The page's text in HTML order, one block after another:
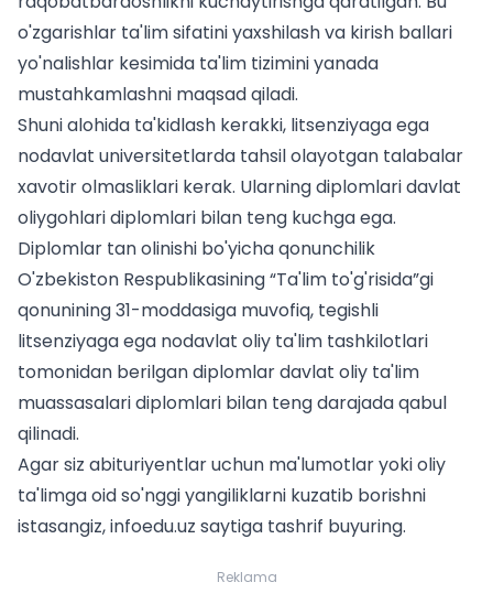
o'zgarishlar ta'lim sifatini yaxshilash va kirish ballari
yo'nalishlar kesimida ta'lim tizimini yanada
mustahkamlashni maqsad qiladi.
Shuni alohida ta'kidlash kerakki, litsenziyaga ega
nodavlat universitetlarda tahsil olayotgan talabalar
xavotir olmasliklari kerak. Ularning diplomlari davlat
oliygohlari diplomlari bilan teng kuchga ega.
Diplomlar tan olinishi bo'yicha qonunchilik
O'zbekiston Respublikasining “Ta'lim to'g'risida”gi
qonunining 31-moddasiga muvofiq, tegishli
litsenziyaga ega nodavlat oliy ta'lim tashkilotlari
tomonidan berilgan diplomlar davlat oliy ta'lim
muassasalari diplomlari bilan teng darajada qabul
qilinadi.
Agar siz abituriyentlar uchun ma'lumotlar yoki oliy
ta'limga oid so'nggi yangiliklarni kuzatib borishni
istasangiz, infoedu.uz saytiga tashrif buyuring.
Reklama